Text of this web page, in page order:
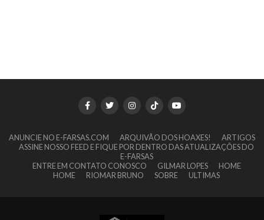
ANUNCIE NO E-FARSAS.COM ARQUIVÃO DOS HOAXES!
ARTIGOS
ASSINE NOSSO FEED E FIQUE POR DENTRO DAS ATUALIZAÇÕES DO
E-FARSAS
ENTRE EM CONTATO CONOSCO
GILMAR LOPES
HOME
HOME
RIOMAR BRUNO SOBRE ULTIMAS